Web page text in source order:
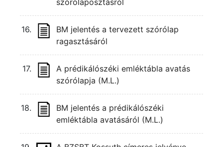
szórólaposztásról
16.
BM jelentés a tervezett szórólap
ragasztásáról
17.
A prédikálószéki emléktábla avatás
szórólapja (M.L.)
18.
BM jelentés a prédikálószéki
emléktábla avatásáról (M.L.)